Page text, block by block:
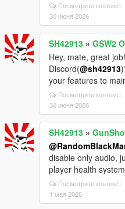
Посмотрите контекст
30 июня 2026
SH42913 » GSW2
Hey, mate, great
Discord(@sh42913
your features to
Посмотрите контекст
30 июня 2026
SH42913 »
disable only audio,
player health system
Посмотрите контекст
1 мая 2026